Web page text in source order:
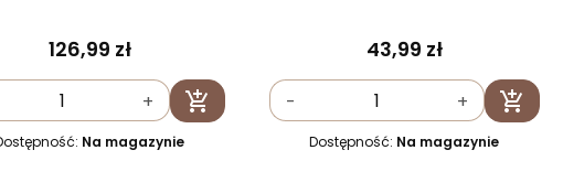
126,99 zł
+ 
Dodaj do koszyka
Na magazynie
43,99 zł
- + 
Dostępność: Na magazynie